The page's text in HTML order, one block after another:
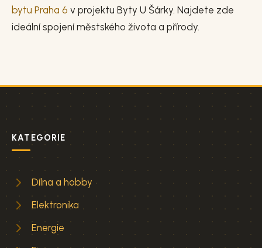
bytu Praha 6 v projektu Byty U Šárky. Najdete zde
ideální spojení městského života a přírody.
KATEGORIE
Dílna a hobby
Elektronika
Energie